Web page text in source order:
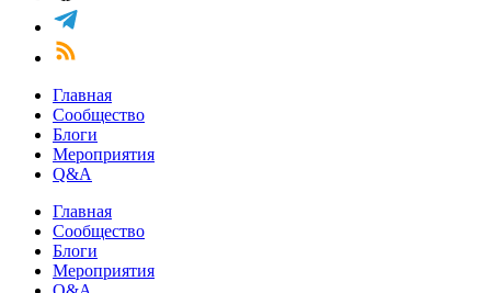
Главная
Сообщество
Блоги
Мероприятия
Q&A
Главная
Сообщество
Блоги
Мероприятия